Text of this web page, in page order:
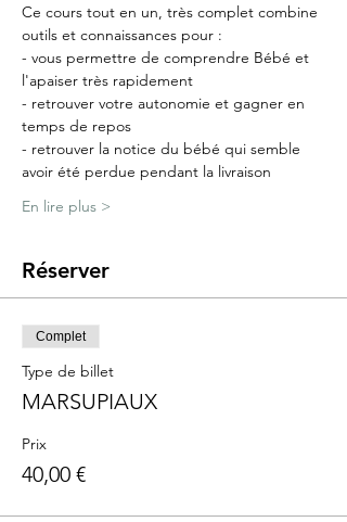
Ce cours tout en un, très complet combine
outils et connaissances pour :
- vous permettre de comprendre Bébé et
l'apaiser très rapidement
- retrouver votre autonomie et gagner en
temps de repos
- retrouver la notice du bébé qui semble
avoir été perdue pendant la livraison
En lire plus >
Réserver
Complet
Type de billet
MARSUPIAUX
Prix
40,00 €